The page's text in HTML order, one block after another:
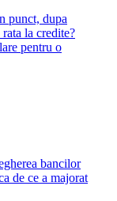
punct, dupa
la credite?
pentru o
bancilor
de ce a majorat